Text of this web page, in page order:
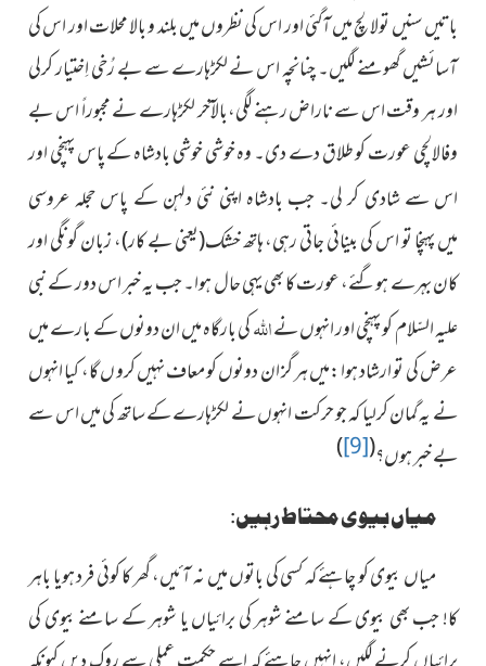
باتیں سنیں تولالچ میں آگئی اور اس کی نظروں میں بلند و بالا محلات اور اس کی
آسائشیں گھومنے لگیں۔ چنانچہ اس نے لکڑہارے سے بے رُخی اِختیار کرلی
اور ہر وقت اس سے ناراض رہنے لگی،بالآخر لکڑہارے نے مجبوراً اس بے
وفالالچی عورت کو طلاق دے دی۔ وہ خوشی خوشی بادشاہ کے پاس پہنچی اور
اس سے شادی کر لی۔ جب بادشاہ اپنی نئی دلہن کے پاس حجلہ عروسی
میں پہنچا تو اس کی بینائی جاتی رہی، ہاتھ خشک(یعنی بے کار)، زبان گونگی اور
کان بہرے ہوگئے، عورت کا بھی یہی حال ہوا۔ جب یہ خبر اس دور کے نبی
علیہ السّلام کو پہنچی اور انہوں نےاللہکی بارگاہ میں ان دونوں کے بارے میں
عرض کی تو ارشاد ہوا :میں ہر گز ان دونوں کو معاف نہیں کرو ں گا، کیا انہوں
نے یہ گمان کرلیا کہ جو حرکت انہوں نے لکڑہارے کے ساتھ کی میں اس سے
بے خبر ہوں؟(
[9]
)
میاں بیوی محتاط رہیں:
میاں بیوی کو چاہئے کہ کسی کی باتوں میں نہ آئیں، گھر کا کوئی فرد ہویا باہر
کا! جب بھی بیوی کے سامنے شوہر کی برائیاں یا شوہر کے سامنے بیوی کی